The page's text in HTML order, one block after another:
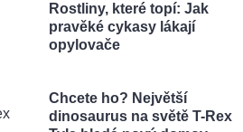
Rostliny, které topí: Jak
pravěké cykasy lákají
opylovače
Chcete ho? Největší
dinosaurus na světě T-Rex